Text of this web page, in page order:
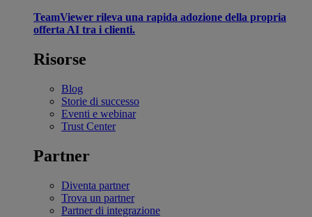
TeamViewer rileva una rapida adozione della propria
offerta AI tra i clienti.
Risorse
Blog
Storie di successo
Eventi e webinar
Trust Center
Partner
Diventa partner
Trova un partner
Partner di integrazione